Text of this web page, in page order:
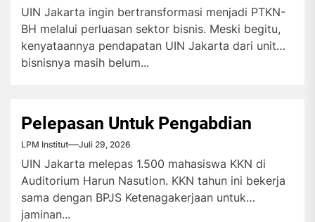
UIN Jakarta ingin bertransformasi menjadi PTKN-
BH melalui perluasan sektor bisnis. Meski begitu,
kenyataannya pendapatan UIN Jakarta dari unit
bisnisnya masih belum...
Pelepasan Untuk Pengabdian
LPM Institut Juli 29, 2026
UIN Jakarta melepas 1.500 mahasiswa KKN di
Auditorium Harun Nasution. KKN tahun ini bekerja
sama dengan BPJS Ketenagakerjaan untuk
jaminan...